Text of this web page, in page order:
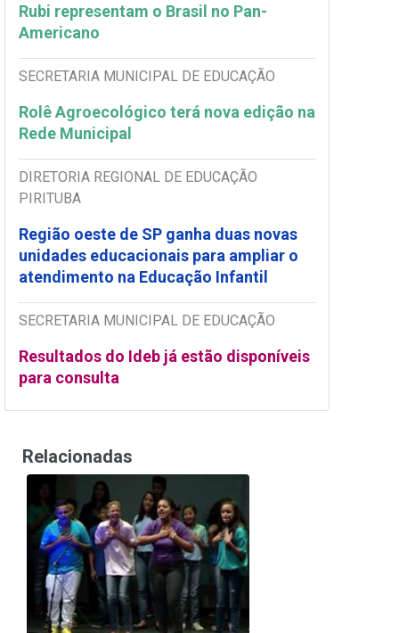
Rubi representam o Brasil no Pan-
Americano
SECRETARIA MUNICIPAL DE EDUCAÇÃO
Rolê Agroecológico terá nova edição na
Rede Municipal
DIRETORIA REGIONAL DE EDUCAÇÃO
PIRITUBA
Região oeste de SP ganha duas novas
unidades educacionais para ampliar o
atendimento na Educação Infantil
SECRETARIA MUNICIPAL DE EDUCAÇÃO
Resultados do Ideb já estão disponíveis
para consulta
Relacionadas